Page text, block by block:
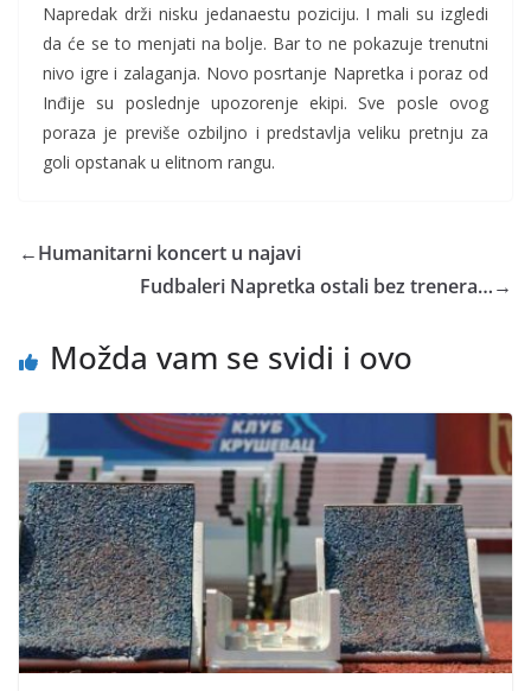
Napredak drži nisku jedanaestu poziciju. I mali su izgledi
da će se to menjati na bolje. Bar to ne pokazuje trenutni
nivo igre i zalaganja. Novo posrtanje Napretka i poraz od
Inđije su poslednje upozorenje ekipi. Sve posle ovog
poraza je previše ozbiljno i predstavlja veliku pretnju za
goli opstanak u elitnom rangu.
←Humanitarni koncert u najavi
Fudbaleri Napretka ostali bez trenera…→
Možda vam se svidi i ovo